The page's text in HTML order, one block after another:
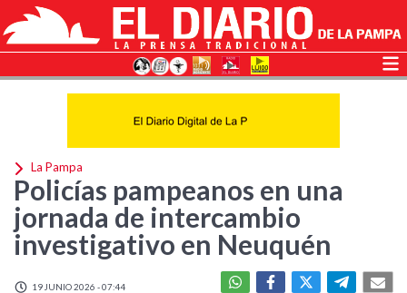
La Pampa
Policías pampeanos en una
jornada de intercambio
investigativo en Neuquén
19 JUNIO 2026 - 07:44